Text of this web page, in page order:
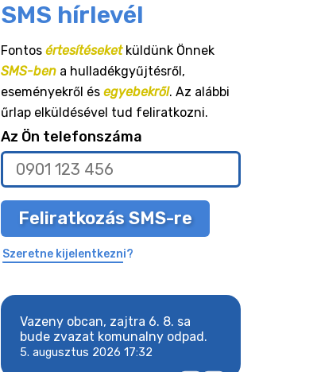
SMS hírlevél
Fontos értesítéseketküldünk Önnek
SMS-ben a hulladékgyűjtésről,
eseményekről és egyebekről. Az alábbi
űrlap elküldésével tud feliratkozni.
Az Ön telefonszáma
Feliratkozás SMS-re
Szeretne kijelentkezni?
Vazeny obcan, zajtra 6. 8. sa
bude zvazat komunalny odpad.
5. augusztus 2026 17:32